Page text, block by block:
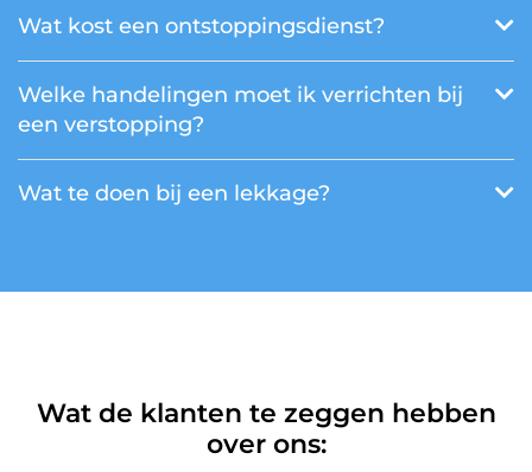
Wat kost een ontstoppingsdienst?
Welke handelingen moet ik verrichten bij
een verstopping?
Wat te doen bij een lekkage?
Wat de klanten te zeggen hebben
over ons: